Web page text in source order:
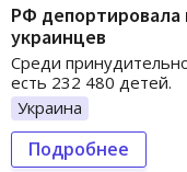
РФ депортировала
украинцев
Среди
есть 232 480 детей.
Украина
Подробнее